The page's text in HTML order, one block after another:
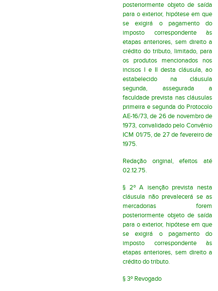
posteriormente objeto de saída
para o exterior, hipótese em que
se exigirá o pagamento do
imposto correspondente às
etapas anteriores, sem direito a
crédito do tributo, limitado, para
os produtos mencionados nos
incisos I e II desta cláusula, ao
estabelecido na cláusula
segunda, assegurada a
faculdade prevista nas cláusulas
primeira e segunda do Protocolo
AE-16/73, de 26 de novembro de
1973, convalidado pelo Convênio
ICM 01/75, de 27 de fevereiro de
1975.
Redação original, efeitos até
02.12.75.
§ 2º A isenção prevista nesta
cláusula não prevalecerá se as
mercadorias forem
posteriormente objeto de saída
para o exterior, hipótese em que
se exigirá o pagamento do
imposto correspondente às
etapas anteriores, sem direito a
crédito do tributo.
§ 3º Revogado